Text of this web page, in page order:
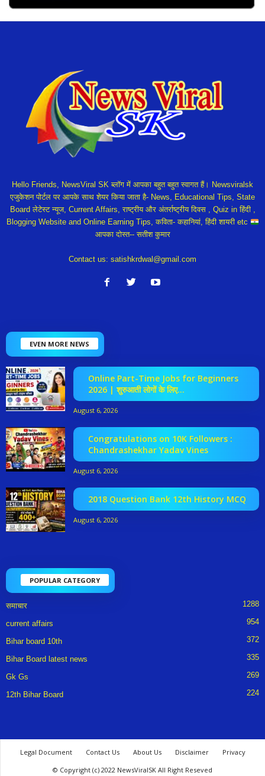
Hello Friends, NewsViral SK ब्लॉग में आपका बहुत बहुत स्वागत हैं। Newsviralsk
एजुकेशन पोर्टल पर आपके साथ शेयर किया जाता है- News, Educational Tips, State
Board लेटेस्ट न्यूज, Current Affairs, राष्ट्रीय और अंतर्राष्ट्रीय दिवस , Quiz in हिंदी ,
Blogging Website and Online Earning Tips, कविता- कहानियां, हिंदी शायरी etc
आपका दोस्त-- सतीश कुमार
Contact us: satishkrdwal@gmail.com
EVEN MORE NEWS
Online Part-Time Jobs for Beginners
2026 | शुरुआती लोगों के लिए...
August 6, 2026
Congratulations on 10K Followers :
Chandrashekhar Yadav Vines
August 6, 2026
2018 Question Bank 12th History MCQ
August 6, 2026
POPULAR CATEGORY
समाचार 1288
current affairs 954
Bihar board 10th 372
Bihar Board latest news 335
Gk Gs 269
12th Bihar Board 224
Legal Document Contact Us About Us Disclaimer
Privacy
© Copyright (c) 2022 NewsViralSK All Right Reseved